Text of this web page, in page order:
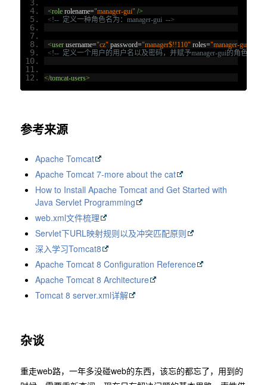
<role rolename="manager-gui" />
<!--  定义一种角色名为：manager-gui  -->
<user username="cz" password="manager$!!110" roles="manager-gui"
<!--  定义一个用户的用户名以及密码，并赋予manager-gui的角色    -->
</tomcat-users>
参考来源
Apache Tomcat
Apache Tomcat 7-more about the cat
How to Install Apache Tomcat and Get Started with
Java Servlet Programming
web.xml文件梳理
Servlet下URL映射规则以及冲突匹配原则
深入学习Tomcat8
Apache Tomcat 8 Configuration Reference
Apache Tomcat 8 Architecture
Tomcat 8 server.xml详解
杂谈
重走web路，一年多没碰web的东西，该忘的都忘了，用到的